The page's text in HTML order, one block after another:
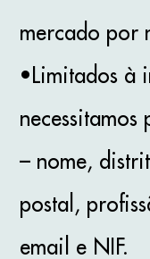
mercado por
•Limitados à
– nome,
postal,
email e NIF.